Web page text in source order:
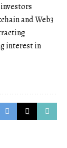
and Web3
interest in